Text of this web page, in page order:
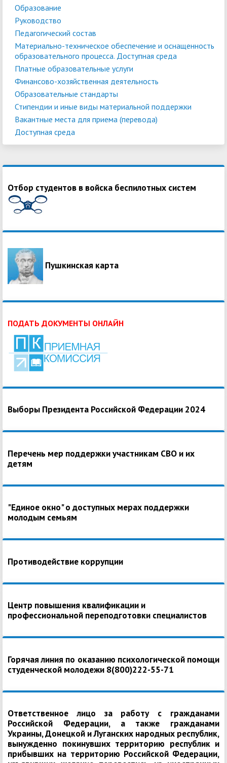
Образование
Руководство
Педагогический состав
Материально-техническое обеспечение и оснащенность
образовательного процесса. Доступная среда
Платные образовательные услуги
Финансово-хозяйственная деятельность
Образовательные стандарты
Стипендии и иные виды материальной поддержки
Вакантные места для приема (перевода)
Доступная среда
Отбор студентов в войска беспилотных систем
Пушкинская карта
ПОДАТЬ ДОКУМЕНТЫ ОНЛАЙН
Выборы Президента Российской Федерации 2024
Перечень мер поддержки участникам СВО и их
детям
"Единое окно" о доступных мерах поддержки
молодым семьям
Противодействие коррупции
Центр повышения квалификации и
профессиональной переподготовки специалистов
Горячая линия по оказанию психологической помощи
студенческой молодежи 8(800)222-55-71
Ответственное лицо за работу с гражданами
Российской Федерации, а также гражданами
Украины, Донецкой и Луганских народных республик,
вынужденно покинувших территорию республик и
прибывших на территорию Российской Федерации,